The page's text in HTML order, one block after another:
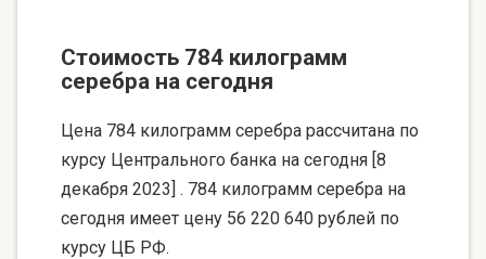
Стоимость 784 килограмм
серебра на сегодня
Цена 784 килограмм серебра рассчитана по
курсу Центрального банка на сегодня [8
декабря 2023] . 784 килограмм серебра на
сегодня имеет цену 56 220 640 рублей по
курсу ЦБ РФ.